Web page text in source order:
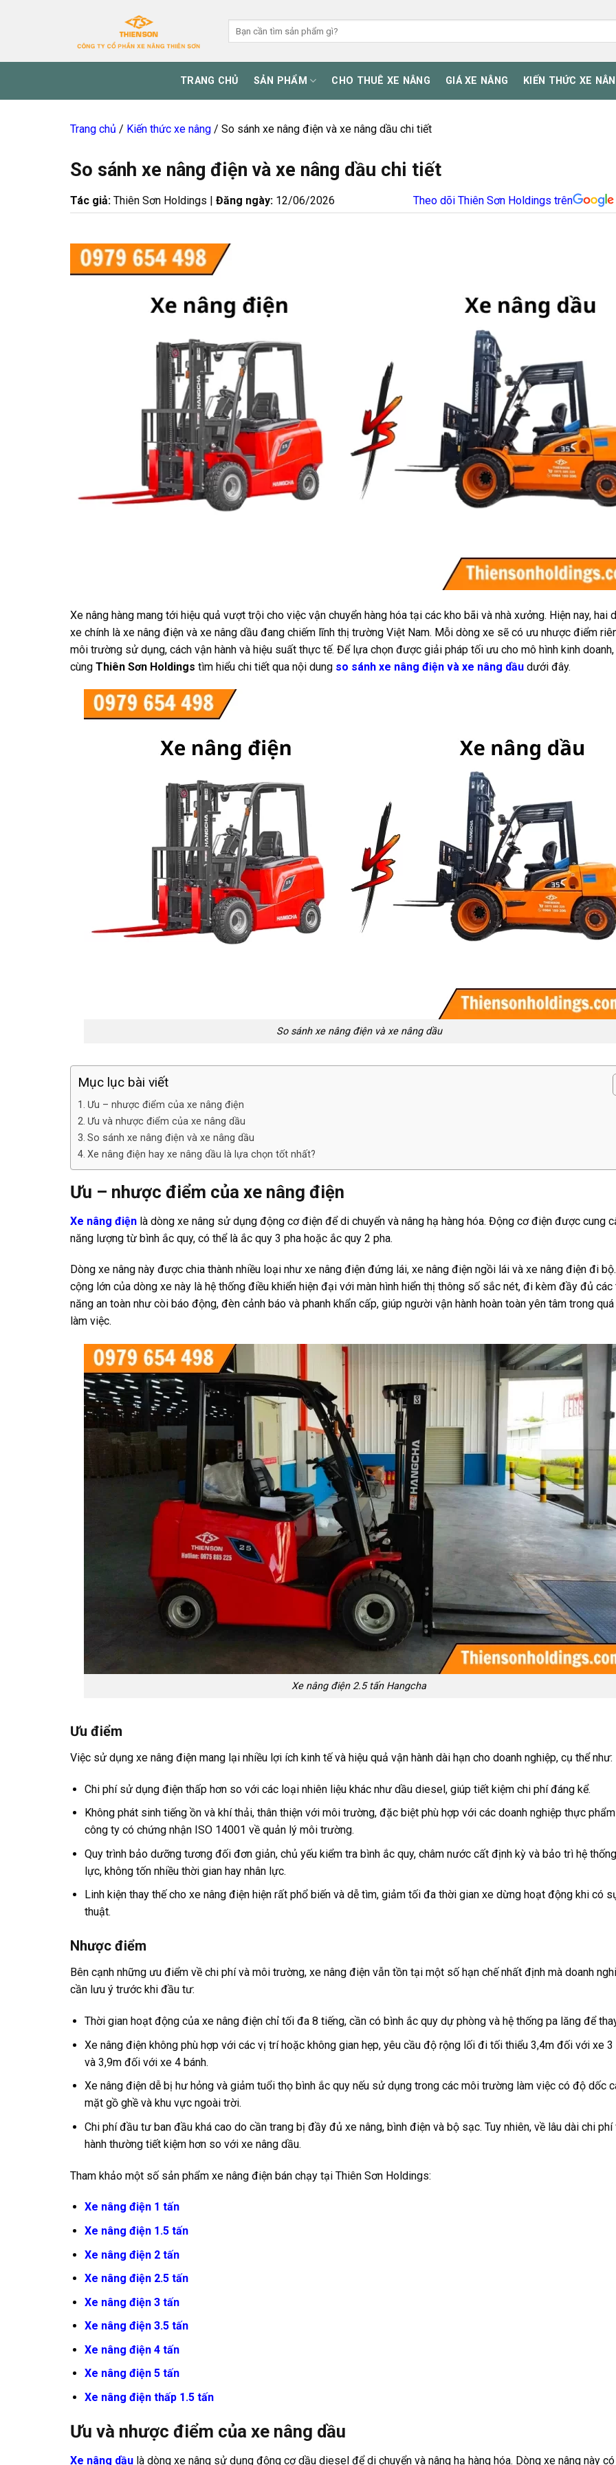
kiếm:
TRANG CHỦ SẢN PHẨM CHO THUÊ XE NÂNG GIÁ XE NÂNG KIẾN THỨC XE
Trang chủ / Kiến thức xe nâng / So sánh xe nâng điện và xe nâng dầu chi tiết
So sánh xe nâng điện và xe nâng dầu chi tiết
Tác giả: Thiên Sơn Holdings | Đăng ngày: 12/06/2026 Theo dõi Thiên Sơn Holdings trên
Xe nâng hàng mang tới hiệu quả vượt trội cho việc vận chuyển hàng hóa tại các kho bãi và nhà xưởng. Hiện nay, hai
xe chính là xe nâng điện và xe nâng dầu đang chiếm lĩnh thị trường Việt Nam. Mỗi dòng xe sẽ có ưu nhược điểm
môi trường sử dụng, cách vận hành và hiệu suất thực tế. Để lựa chọn được giải pháp tối ưu cho mô hình kinh doanh,
cùng Thiên Sơn Holdings tìm hiểu chi tiết qua nội dung so sánh xe nâng điện và xe nâng dầu dưới đây.
So sánh xe nâng điện và xe nâng dầu
Mục lục bài viết
Ưu – nhược điểm của xe nâng điện
Ưu và nhược điểm của xe nâng dầu
So sánh xe nâng điện và xe nâng dầu
Xe nâng điện hay xe nâng dầu là lựa chọn tốt nhất?
Ưu – nhược điểm của xe nâng điện
Xe nâng điện là dòng xe nâng sử dụng động cơ điện để di chuyển và nâng hạ hàng hóa. Động cơ điện được cung
năng lượng từ bình ắc quy, có thể là ắc quy 3 pha hoặc ắc quy 2 pha.
Dòng xe nâng này được chia thành nhiều loại như xe nâng điện đứng lái, xe nâng điện ngồi lái và xe nâng điện đi
cộng lớn của dòng xe này là hệ thống điều khiển hiện đại với màn hình hiển thị thông số sắc nét, đi kèm đầy đủ các
năng an toàn như còi báo động, đèn cảnh báo và phanh khẩn cấp, giúp người vận hành hoàn toàn yên tâm trong
làm việc.
Xe nâng điện 2.5 tấn Hangcha
Ưu điểm
Việc sử dụng xe nâng điện mang lại nhiều lợi ích kinh tế và hiệu quả vận hành dài hạn cho doanh nghiệp, cụ thể như:
Chi phí sử dụng điện thấp hơn so với các loại nhiên liệu khác như dầu diesel, giúp tiết kiệm chi phí đáng kể.
Không phát sinh tiếng ồn và khí thải, thân thiện với môi trường, đặc biệt phù hợp với các doanh nghiệp thực
công ty có chứng nhận ISO 14001 về quản lý môi trường.
Quy trình bảo dưỡng tương đối đơn giản, chủ yếu kiểm tra bình ắc quy, châm nước cất định kỳ và bảo trì hệ
lực, không tốn nhiều thời gian hay nhân lực.
Linh kiện thay thế cho xe nâng điện hiện rất phổ biến và dễ tìm, giảm tối đa thời gian xe dừng hoạt động khi có
thuật.
Nhược điểm
Bên cạnh những ưu điểm về chi phí và môi trường, xe nâng điện vẫn tồn tại một số hạn chế nhất định mà doanh
cần lưu ý trước khi đầu tư:
Thời gian hoạt động của xe nâng điện chỉ tối đa 8 tiếng, cần có bình ắc quy dự phòng và hệ thống pa lăng để
Xe nâng điện không phù hợp với các vị trí hoặc không gian hẹp, yêu cầu độ rộng lối đi tối thiểu 3,4m đối với xe 3
và 3,9m đối với xe 4 bánh.
Xe nâng điện dễ bị hư hỏng và giảm tuổi thọ bình ắc quy nếu sử dụng trong các môi trường làm việc có độ dốc
mặt gồ ghề và khu vực ngoài trời.
Chi phí đầu tư ban đầu khá cao do cần trang bị đầy đủ xe nâng, bình điện và bộ sạc. Tuy nhiên, về lâu dài chi phí
hành thường tiết kiệm hơn so với xe nâng dầu.
Tham khảo một số sản phẩm xe nâng điện bán chạy tại Thiên Sơn Holdings:
Xe nâng điện 1 tấn
Xe nâng điện 1.5 tấn
Xe nâng điện 2 tấn
Xe nâng điện 2.5 tấn
Xe nâng điện 3 tấn
Xe nâng điện 3.5 tấn
Xe nâng điện 4 tấn
Xe nâng điện 5 tấn
Xe nâng điện thấp 1.5 tấn
Ưu và nhược điểm của xe nâng dầu
Xe nâng dầu là dòng xe nâng sử dụng động cơ dầu diesel để di chuyển và nâng hạ hàng hóa. Dòng xe nâng này